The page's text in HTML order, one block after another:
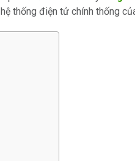
thống điện tử chính thống